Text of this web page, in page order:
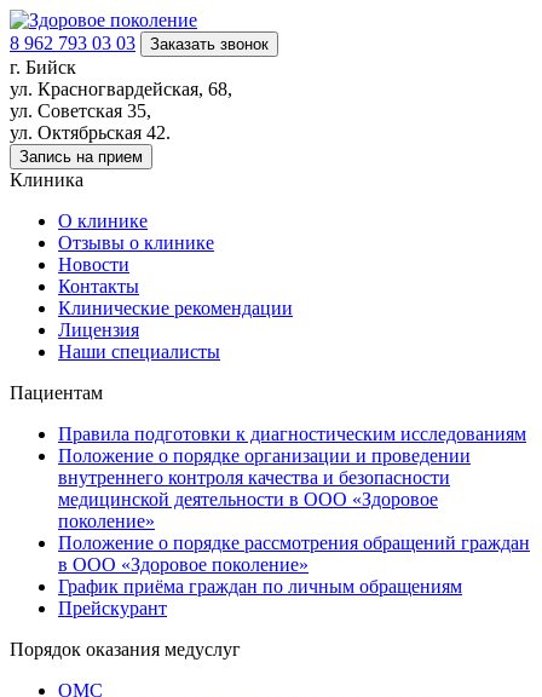
8 962 793 03 03 Заказать звонок
г. Бийск
ул. Красногвардейская, 68,
ул. Советская 35,
ул. Октябрьская 42.
Запись на прием
Клиника
О клинике
Отзывы о клинике
Новости
Контакты
Клинические рекомендации
Лицензия
Наши специалисты
Пациентам
Правила подготовки к диагностическим исследованиям
Положение о порядке организации и проведении
внутреннего контроля качества и безопасности
медицинской деятельности в ООО «Здоровое
поколение»
Положение о порядке рассмотрения обращений граждан
в ООО «Здоровое поколение»
График приёма граждан по личным обращениям
Прейскурант
Порядок оказания медуслуг
ОМС